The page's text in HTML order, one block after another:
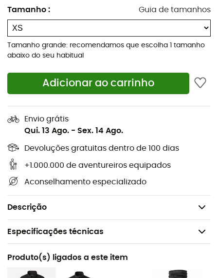
Tamanho : Guia de tamanhos
Tamanho grande: recomendamos que escolha 1 tamanho
abaixo do seu habitual
Adicionar ao carrinho
Envio grátis
Qui. 13 Ago. - Sex. 14 Ago.
Devoluções gratuitas dentro de 100 dias
+1.000.000 de aventureiros equipados
Aconselhamento especializado
Descrição
nas cavas e na parte inferior da peça
Fecho frontal com zíper de duplo viés e aba corta-
vento invisível
Bolsos internos para armazenamento
Confeção Fair Trade Certified™
Peso: 394 g
Bluesign™: garante segurança ótima para o
consumidor graças aos métodos e materiais utilizados
recursos naturais e para a proteção do pessoal e do
meio ambiente
Fair Trade Certified™: um prêmio é pago a todos os
trabalhadores que fabricam um produto Patagonia
certificado Fair Trade
Especificações técnicas
Recomendado para
Caminhada / O dia a dia
Produto(s) ligados a este item